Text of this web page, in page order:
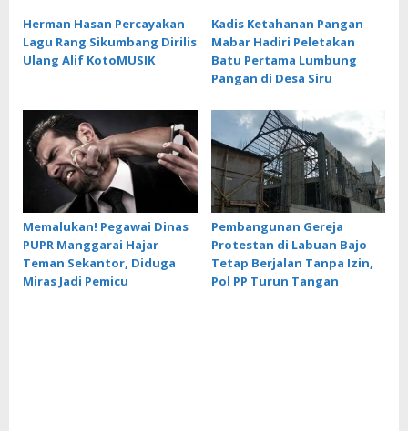
Herman Hasan Percayakan
Lagu Rang Sikumbang Dirilis
Ulang Alif KotoMUSIK
Kadis Ketahanan Pangan
Mabar Hadiri Peletakan
Batu Pertama Lumbung
Pangan di Desa Siru
Memalukan! Pegawai Dinas
PUPR Manggarai Hajar
Teman Sekantor, Diduga
Miras Jadi Pemicu
Pembangunan Gereja
Protestan di Labuan Bajo
Tetap Berjalan Tanpa Izin,
Pol PP Turun Tangan